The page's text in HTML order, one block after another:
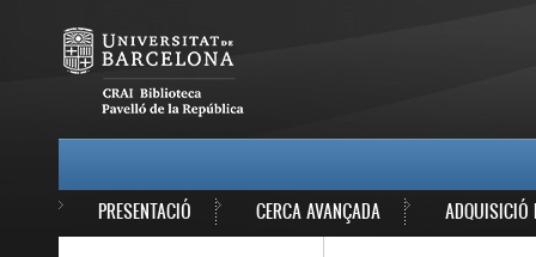
PRESENTACIÓ CERCA AVANÇADA ADQUISICIÓ